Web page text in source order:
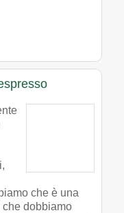
che è una
dobbiamo